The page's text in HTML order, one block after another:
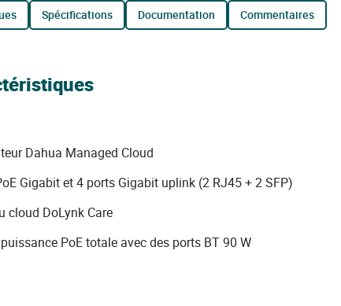
spécifications documentation commentaires
Dahua Managed Cloud
Gigabit et 4 ports Gigabit uplink (2 RJ45 + 2 SFP)
cloud DoLynk Care
PoE totale avec des ports BT 90 W